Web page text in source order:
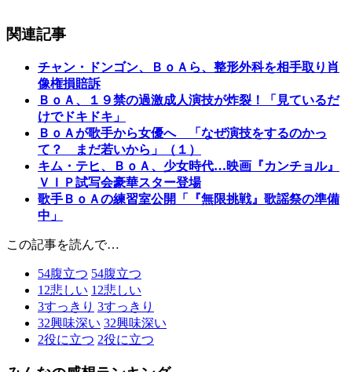
関連記事
チャン・ドンゴン、ＢｏＡら、整形外科を相手取り肖
像権損賠訴
ＢｏＡ、１９禁の過激成人演技が炸裂！「見ているだ
けでドキドキ」
ＢｏＡが歌手から女優へ 「なぜ演技をするのかっ
て？ まだ若いから」（１）
キム・テヒ、ＢｏＡ、少女時代…映画『カンチョル』
ＶＩＰ試写会豪華スター登場
歌手ＢｏＡの練習室公開「『無限挑戦』歌謡祭の準備
中」
この記事を読んで…
54腹立つ 54腹立つ
12悲しい 12悲しい
3すっきり 3すっきり
32興味深い 32興味深い
2役に立つ 2役に立つ